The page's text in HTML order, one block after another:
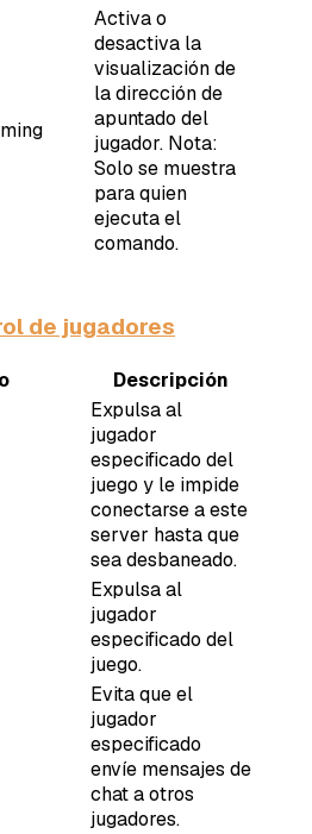
Activa o
desactiva la
visualización de
la dirección de
apuntado del
jugador. Nota:
Solo se muestra
para quien
ejecuta el
comando.
de jugadores
Descripción
Expulsa al
jugador
especificado del
juego y le impide
conectarse a este
server hasta que
sea desbaneado.
Expulsa al
jugador
especificado del
juego.
Evita que el
jugador
especificado
envíe mensajes de
chat a otros
jugadores.